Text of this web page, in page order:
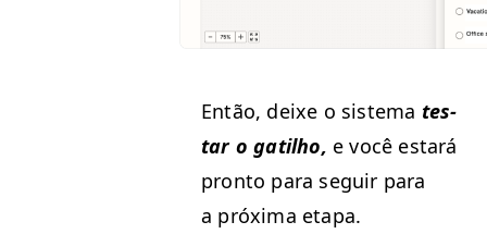
Então, deixe o sis­tema tes­
tar o gatil­ho, e você estará
pron­to para seguir para
a próx­i­ma etapa.